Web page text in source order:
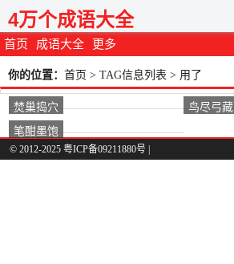
首页 成语大全 更多
4万个成语大全
你的位置： 首页 > TAG信息列表 > 用了
焚巢捣穴
鸟尽弓藏
笔酣墨饱
© 2012-2025 粤ICP备09211880号 |